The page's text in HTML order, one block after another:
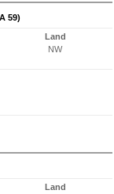
59)
Land
NW
Land